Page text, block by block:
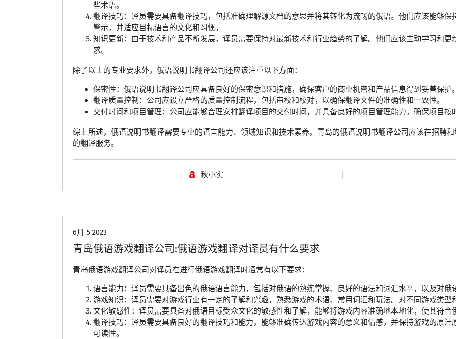
些术语。
翻译技巧：译员需要具备翻译技巧，包括准确理解源文档的意思并将其转化为流畅的俄语。他们应该能够
警示，并适应目标语言的文化和习惯。
知识更新：由于技术和产品不断发展，译员需要保持对最新技术和行业趋势的了解。他们应该主动学习和
求。
除了以上的专业要求外，俄语说明书翻译公司还应该注重以下方面：
保密性：俄语说明书翻译公司应具备良好的保密意识和措施，确保客户的商业机密和产品信息得到妥善保护
翻译质量控制：公司应设立严格的质量控制流程，包括审校和校对，以确保翻译文件的准确性和一致性。
交付时间和项目管理：公司应能够合理安排翻译项目的交付时间，并具备良好的项目管理能力，确保项目按
综上所述，俄语说明书翻译需要专业的语言能力、领域知识和技术素养。青岛的俄语说明书翻译公司应该在招聘
的翻译服务。
秋小实
6月 5 2023
青岛俄语游戏翻译公司:俄语游戏翻译对译员有什么要求
青岛俄语游戏翻译公司对译员在进行俄语游戏翻译时通常有以下要求：
语言能力：译员需要具备出色的俄语语言能力，包括对俄语的熟练掌握、良好的语法和词汇水平，以及对俄
游戏知识：译员需要对游戏行业有一定的了解和兴趣，熟悉游戏的术语、常用词汇和玩法。对不同游戏类型
文化敏感性：译员需要具备对俄语目标受众文化的敏感性和了解，能够将游戏内容准确地本地化，使其符
翻译技巧：译员需要具备良好的翻译技巧和能力，能够准确传达游戏内容的意义和情感，并保持游戏的原
可读性。